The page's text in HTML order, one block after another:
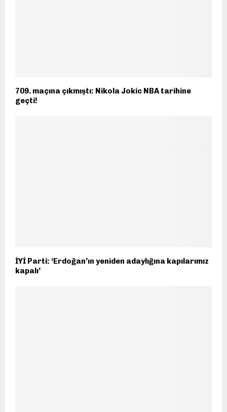
709. maçına çıkmıştı: Nikola Jokic NBA tarihine
geçti!
İYİ Parti: ‘Erdoğan’ın yeniden adaylığına kapılarımız
kapalı’